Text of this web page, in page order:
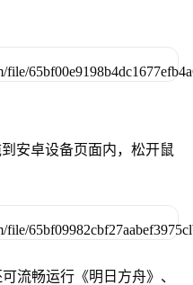
安卓设备页面内，松开鼠
流畅运行《明日方舟》、